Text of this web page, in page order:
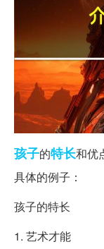
孩子的特长和优
具体的例子：
孩子的特长
1. 艺术才能